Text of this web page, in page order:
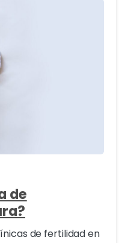
de
de fertilidad en